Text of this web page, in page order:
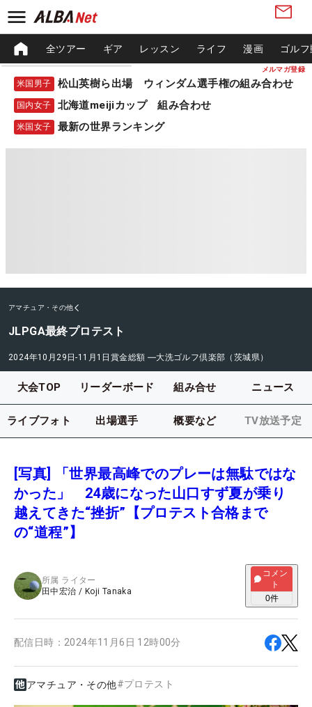
メルマガ登録
全ツアー ギア レッスン ライフ 漫画 ゴル
米国男子 松山英樹ら出場 ウィンダム選手権の組み合わせ
国内女子 北海道meijiカップ 組み合わせ
米国女子 最新の世界ランキング
アマチュア・その他
JLPGA最終プロテスト
2024年10月29日-11月1日 賞金総額 ―大洗ゴルフ倶楽部（茨城県）
大会TOP リーダーボード 組み合せ ニュース
ライブフォト 出場選手 概要など TV放送予定
[写真] 「世界最高峰でのプレーは無駄ではな
かった」 24歳になった山口すず夏が乗り
越えてきた“挫折”【プロテスト合格まで
の“道程”】
所属 ライター
田中宏治 / Koji Tanaka
コメン
ト
0件
配信日時： 2024年11月6日 12時00分
アマチュア・その他#プロテスト